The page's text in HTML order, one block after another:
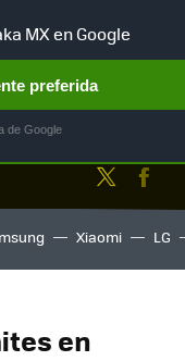
Twitter
Xiaomi LG
en
MX en Google
preferida
de Google